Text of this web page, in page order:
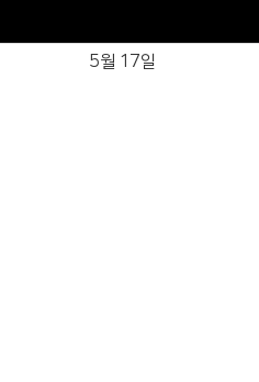
5월 17일